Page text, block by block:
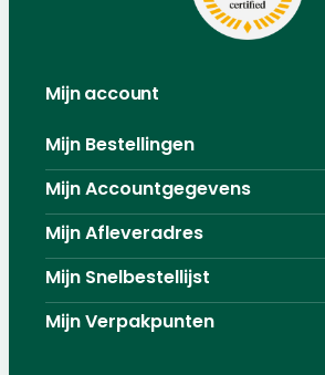
Mijn account
Mijn Bestellingen
Mijn Accountgegevens
Mijn Afleveradres
Mijn Snelbestellijst
Mijn Verpakpunten